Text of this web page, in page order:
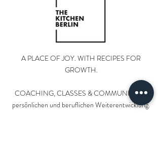
A PLACE OF JOY. WITH RECIPES FOR
GROWTH.
COACHING, CLASSES & COMMUNITY zur
persönlichen und beruflichen Weiterentwicklung.